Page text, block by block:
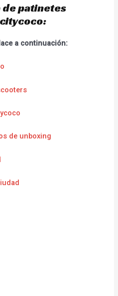
patinetes
a continuación:
de unboxing